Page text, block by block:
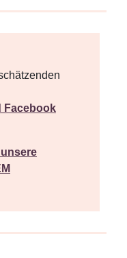
Facebook